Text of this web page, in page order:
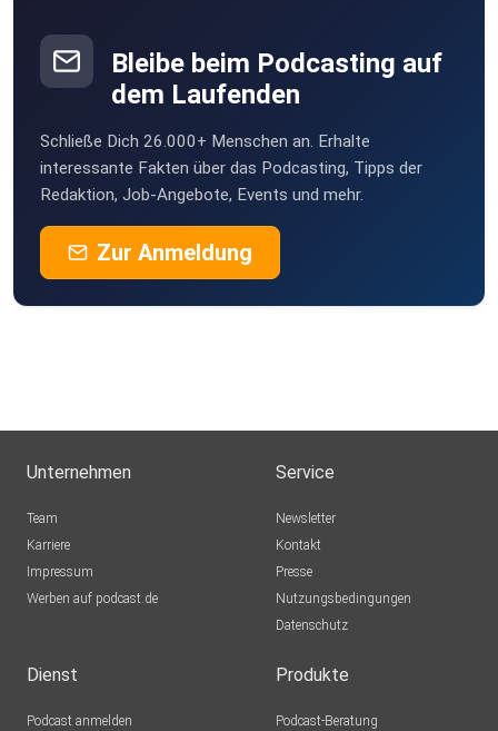
Bleibe beim Podcasting auf
dem Laufenden
Schließe Dich 26.000+ Menschen an. Erhalte
interessante Fakten über das Podcasting, Tipps der
Redaktion, Job-Angebote, Events und mehr.
Zur Anmeldung
Unternehmen
Team
Karriere
Impressum
Werben auf podcast.de
Service
Newsletter
Kontakt
Presse
Nutzungsbedingungen
Datenschutz
Dienst
Podcast anmelden
Produkte
Podcast-Beratung